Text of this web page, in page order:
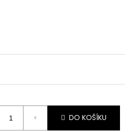
DO KOŠÍKU